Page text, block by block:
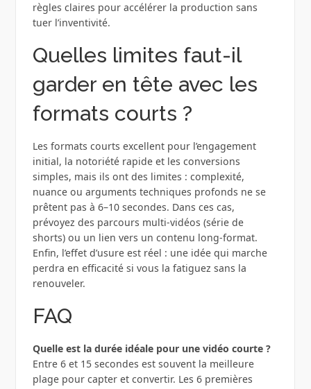
règles claires pour accélérer la production sans
tuer l’inventivité.
Quelles limites faut-il
garder en tête avec les
formats courts ?
Les formats courts excellent pour l’engagement
initial, la notoriété rapide et les conversions
simples, mais ils ont des limites : complexité,
nuance ou arguments techniques profonds ne se
prêtent pas à 6–10 secondes. Dans ces cas,
prévoyez des parcours multi-vidéos (série de
shorts) ou un lien vers un contenu long-format.
Enfin, l’effet d’usure est réel : une idée qui marche
perdra en efficacité si vous la fatiguez sans la
renouveler.
FAQ
Quelle est la durée idéale pour une vidéo courte ?
Entre 6 et 15 secondes est souvent la meilleure
plage pour capter et convertir. Les 6 premières